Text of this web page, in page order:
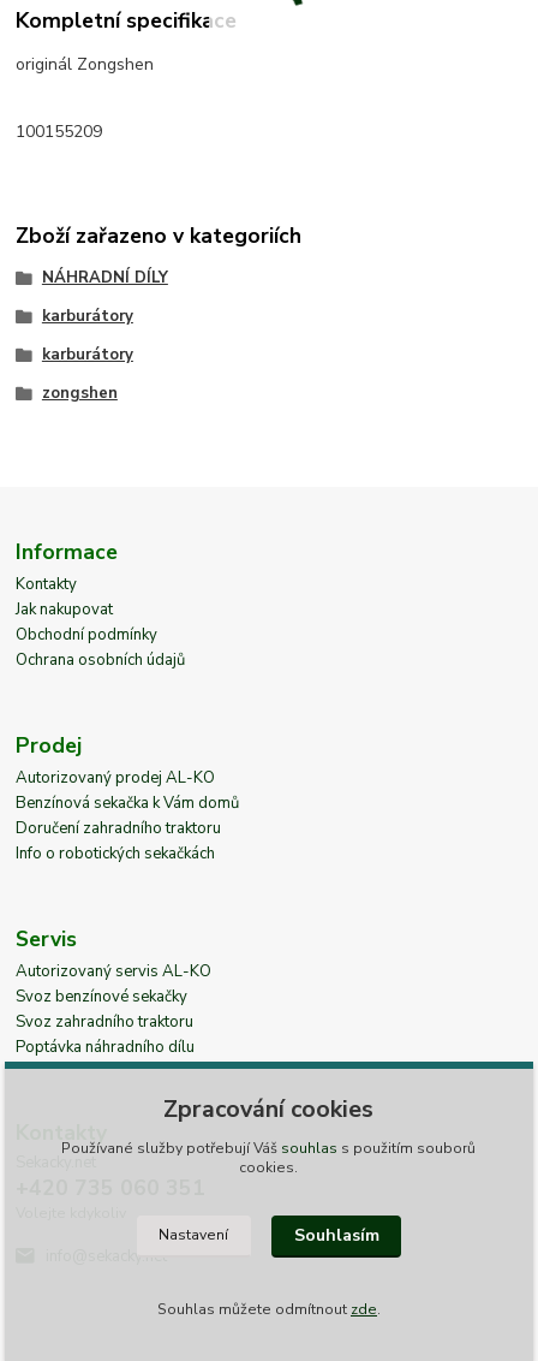
Kompletní specifikace
originál Zongshen
100155209
Zboží zařazeno v kategoriích
NÁHRADNÍ DÍLY
karburátory
karburátory
zongshen
Informace
Kontakty
Jak nakupovat
Obchodní podmínky
Ochrana osobních údajů
Prodej
Autorizovaný prodej AL-KO
Benzínová sekačka k Vám domů
Doručení zahradního traktoru
Info o robotických sekačkách
Servis
Autorizovaný servis AL-KO
Svoz benzínové sekačky
Svoz zahradního traktoru
Poptávka náhradního dílu
info@sekacky.net
Zpracování cookies
Používané služby potřebují Váš souhlas s použitím souborů
cookies.
Nastavení Souhlasím
Souhlas můžete odmítnout zde.